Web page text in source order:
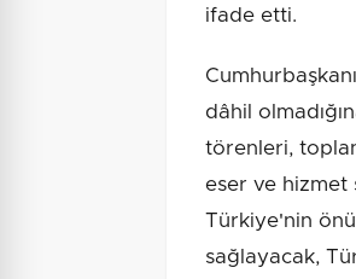
ifade etti.
dâhil
törenleri,
eser ve hizmet
Türkiye'nin
sağlayacak,